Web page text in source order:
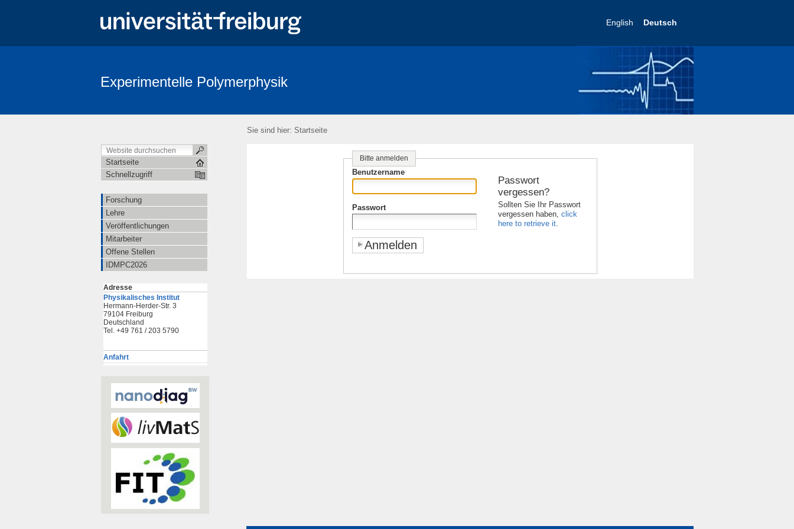
English Deutsch
Experimentelle Polymerphysik
Sie sind hier: Startseite
Startseite
Schnellzugriff
Forschung
Lehre
Veröffentlichungen
Mitarbeiter
Offene Stellen
IDMPC2026
Adresse
Physikalisches Institut
Hermann-Herder-Str. 3
79104 Freiburg
Deutschland
Tel. +49 761 / 203 5790
Anfahrt
Bitte anmelden
Passwort
vergessen?
Sollten Sie Ihr Passwort
vergessen haben, click
here to retrieve it.
Benutzername
Passwort